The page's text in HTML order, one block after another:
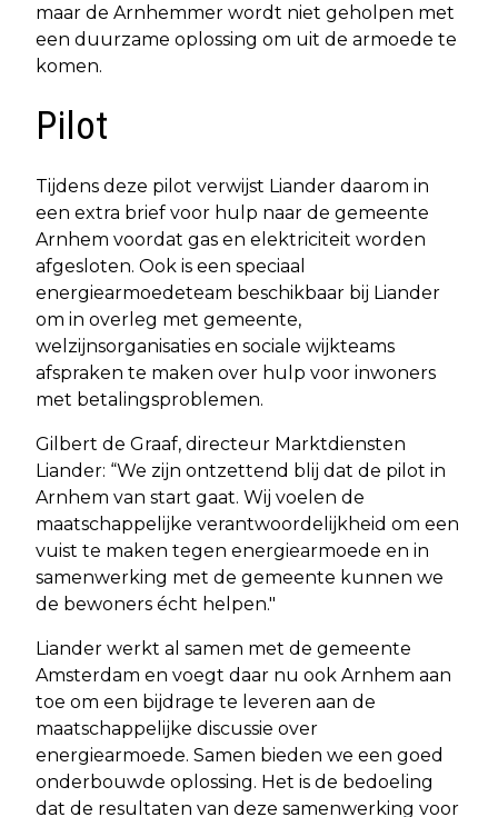
maar de Arnhemmer wordt niet geholpen met
een duurzame oplossing om uit de armoede te
komen.
Pilot
Tijdens deze pilot verwijst Liander daarom in
een extra brief voor hulp naar de gemeente
Arnhem voordat gas en elektriciteit worden
afgesloten. Ook is een speciaal
energiearmoedeteam beschikbaar bij Liander
om in overleg met gemeente,
welzijnsorganisaties en sociale wijkteams
afspraken te maken over hulp voor inwoners
met betalingsproblemen.
Gilbert de Graaf, directeur Marktdiensten
Liander: “We zijn ontzettend blij dat de pilot in
Arnhem van start gaat. Wij voelen de
maatschappelijke verantwoordelijkheid om een
vuist te maken tegen energiearmoede en in
samenwerking met de gemeente kunnen we
de bewoners écht helpen."
Liander werkt al samen met de gemeente
Amsterdam en voegt daar nu ook Arnhem aan
toe om een bijdrage te leveren aan de
maatschappelijke discussie over
energiearmoede. Samen bieden we een goed
onderbouwde oplossing. Het is de bedoeling
dat de resultaten van deze samenwerking voor